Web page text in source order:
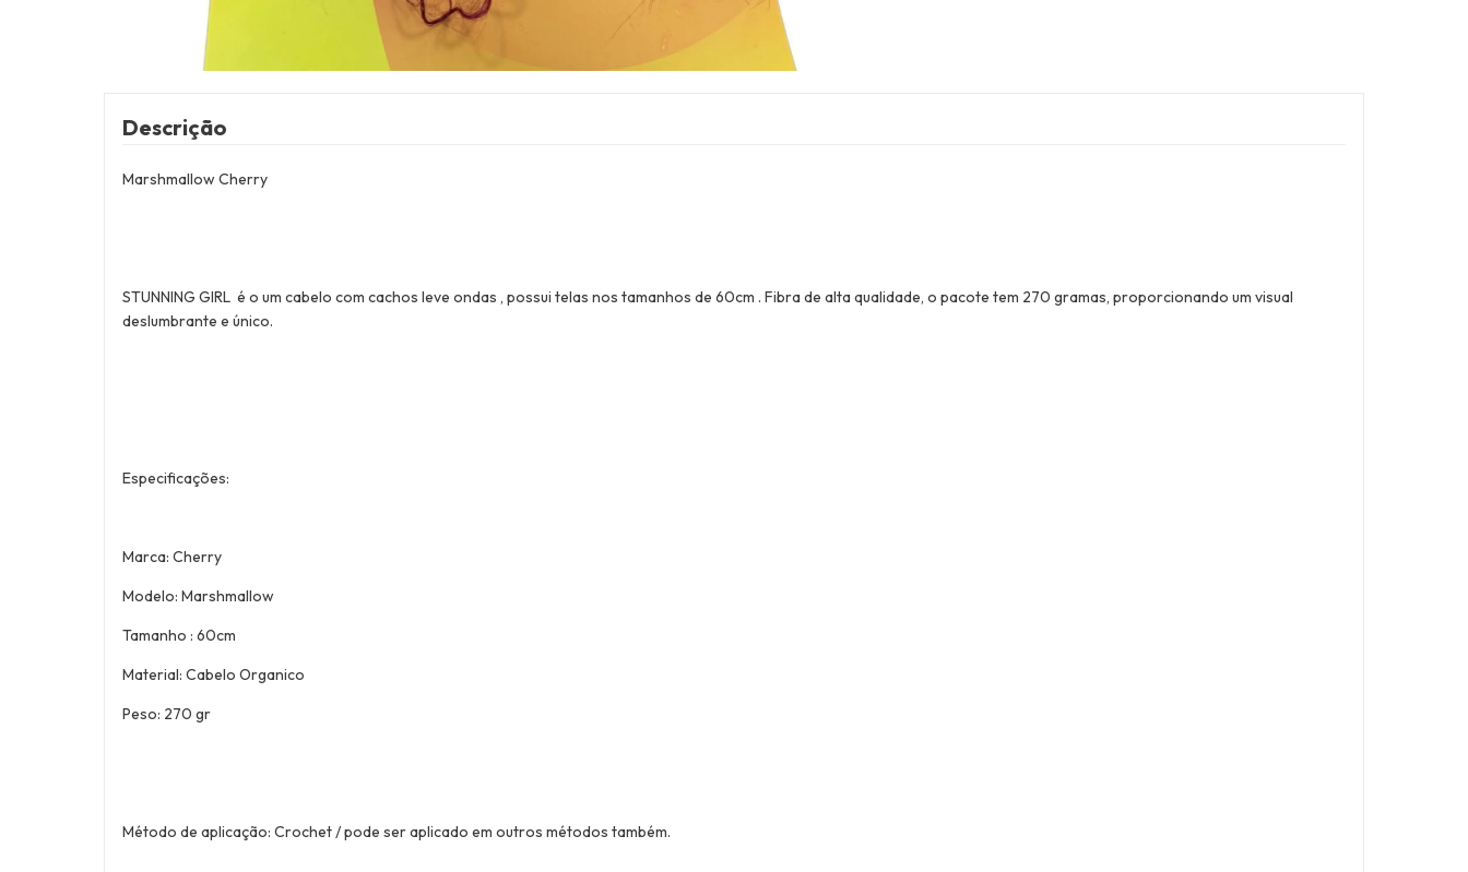
Descrição
Marshmallow Cherry
STUNNING GIRL é o um cabelo com cachos leve ondas , possui telas nos tamanhos de 60cm . Fibra de alta qualidade, o pacote tem 270 gramas, proporcionando um visual
deslumbrante e único.
Especificações:
Marca: Cherry
Modelo: Marshmallow
Tamanho : 60cm
Material: Cabelo Organico
Peso: 270 gr
Método de aplicação: Crochet / pode ser aplicado em outros métodos também.